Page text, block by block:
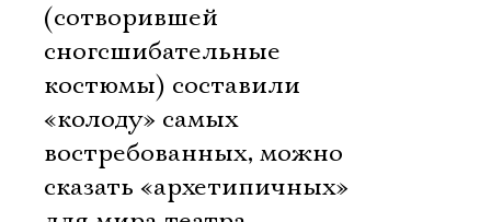
(сотворившей
сногсшибательные
костюмы) составили
«колоду» самых
востребованных, можно
сказать «архетипичных»